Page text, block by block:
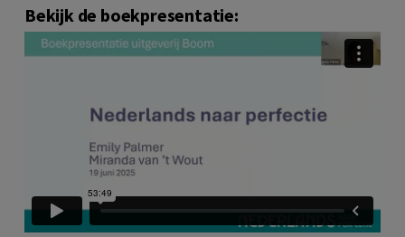
Bekijk de boekpresentatie: